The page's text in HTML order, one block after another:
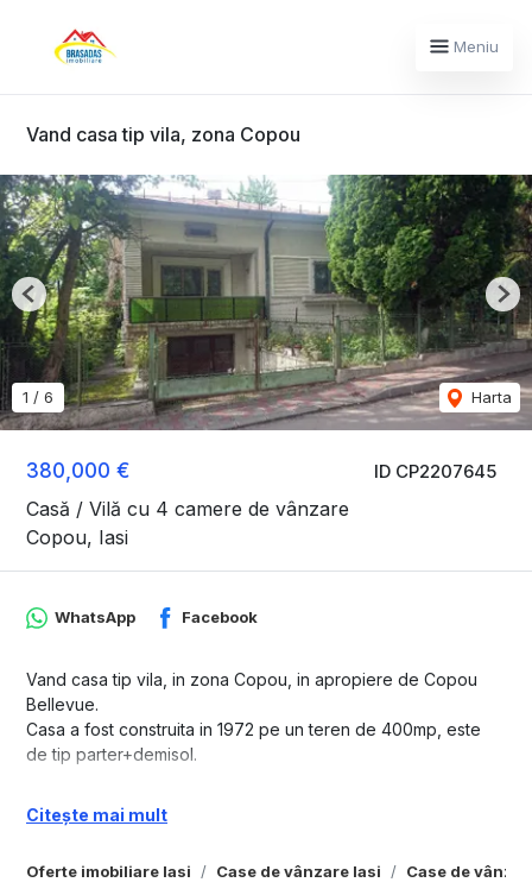
Meniu
Vand casa tip vila, zona Copou
ID CP2207645
380,000 €
Casă / Vilă cu 4 camere de vânzare
Copou, Iasi
1 / 6 Harta
Previous
Oferte imobiliare Iasi Case de vânzare Iasi Case de
WhatsApp Facebook
Vand casa tip vila, in zona Copou, in apropiere de Copou
Bellevue.
Casa a fost construita in 1972 pe un teren de 400mp, este
de tip parter+demisol.
living cu o suprafata de 24mp, camera 18mp, camera 16mp,
holuri, balcon 6mp cu orientare spre strada/oras.
Citește mai mult